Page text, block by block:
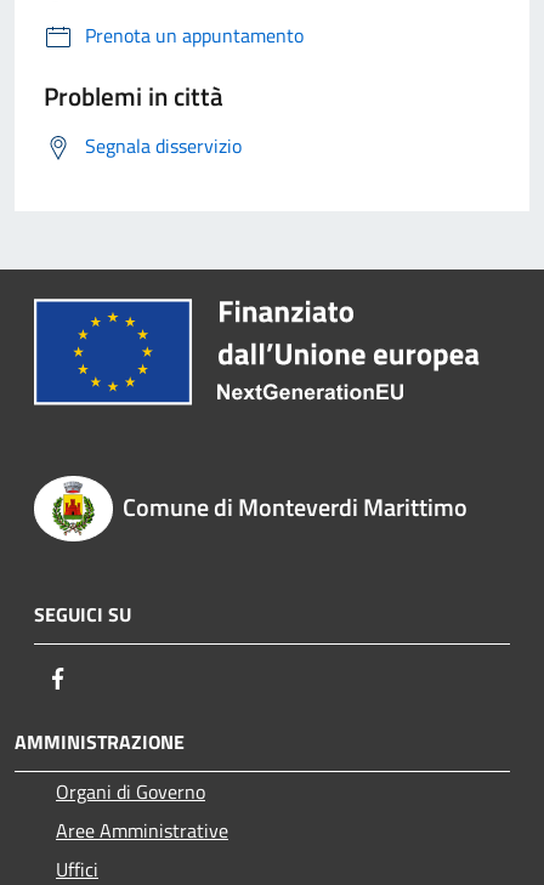
Prenota un appuntamento
Problemi in città
Segnala disservizio
Comune di Monteverdi Marittimo
SEGUICI SU
AMMINISTRAZIONE
Organi di Governo
Aree Amministrative
Uffici